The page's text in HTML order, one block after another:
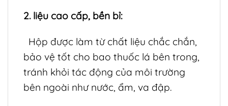
2. liệu cao cấp, bền bỉ:
Hộp được làm từ chất liệu chắc chắn,
bảo vệ tốt cho bao thuốc lá bên trong,
tránh khỏi tác động của môi trường
bên ngoài như nước, ẩm, va đập.